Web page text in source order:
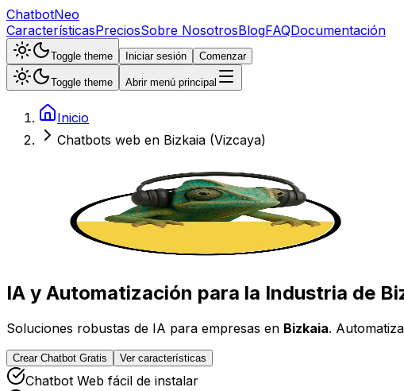
ChatbotNeo
CaracterísticasPreciosSobre NosotrosBlogFAQDocumentación
Toggle theme Iniciar sesión Comenzar
Toggle theme Abrir menú principal
Inicio
Chatbots web en Bizkaia (Vizcaya)
IA y Automatización para la Industria de
Soluciones robustas de IA para empresas en Bizkaia.
Crear Chatbot Gratis Ver características
Chatbot Web fácil de instalar